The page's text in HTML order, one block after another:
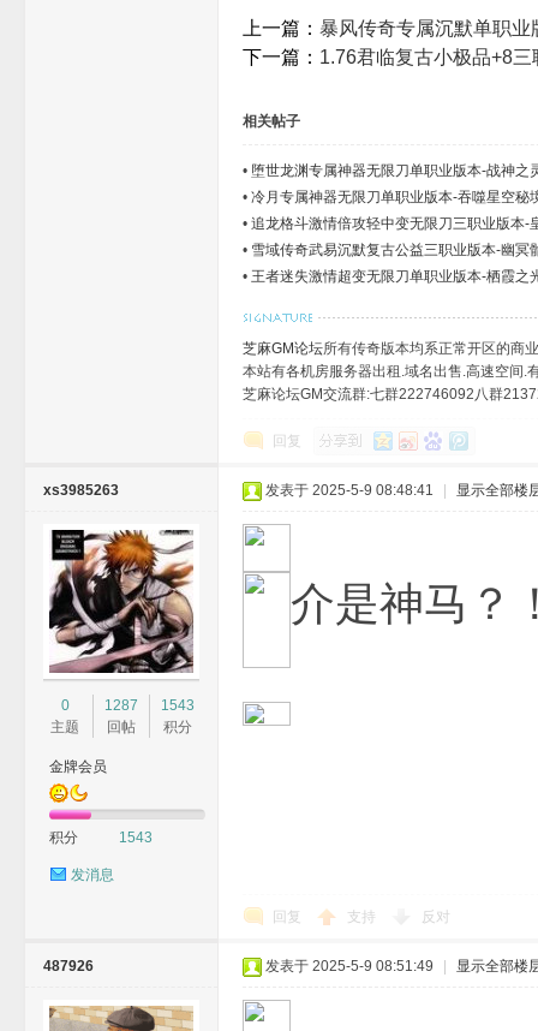
上一篇： 暴风传奇专属沉默单职业
下一篇： 1.76君临复古小极品+8
相关帖子
• 堕世龙渊专属神器无限刀单职业版本-战神之
• 冷月专属神器无限刀单职业版本-吞噬星空秘
• 追龙格斗激情倍攻轻中变无限刀三职业版本-
• 雪域传奇武易沉默复古公益三职业版本-幽冥
• 王者迷失激情超变无限刀单职业版本-栖霞之
芝麻GM论坛所有传奇版本均系正常开区的商
本站有各机房服务器出租.域名出售.高速空间.
芝麻论坛GM交流群:七群222746092八群
回复
xs3985263
0
主题
1287
回帖
1543
积分
金牌会员
积分 1543
发消息
发表于 2025-5-9 08:48:41 显示全部楼
介是神马？
回复 支持 反对
487926 发表于 2025-5-9 08:51:49 显示全部楼